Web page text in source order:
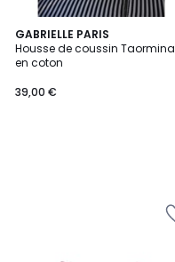
GABRIELLE PARIS
Housse de coussin Taormina
en coton
39,00 €